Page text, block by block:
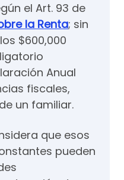
el Art. 93 de
la Renta; sin
$600,000
Anual
fiscales,
un familiar.
que esos
pueden